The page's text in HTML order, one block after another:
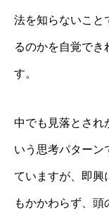
法を知らないこと
るのかを自覚でき
す。
中でも見落とされ
いう思考パターン
ていますが、即興
もかかわらず、